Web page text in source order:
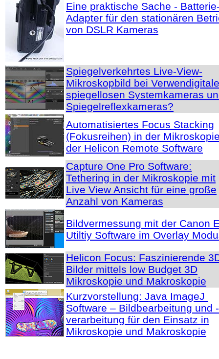
Eine praktische Sache -
Adapter für den stationären
von DSLR Kameras
Spiegelverkehrtes Live-View-
Mikroskopbild bei
spiegellosen Systemkameras
Spiegelreflexkameras?
Automatisiertes Focus Stacking
(Fokusreihen) in der
der Helicon Remote Software
Capture One Pro Software:
Tethering in der Mikroskopie mit
Live View Ansicht für eine große
Anzahl von Kameras
Bildvermessung mit der Canon
Utiltiy Software im Overlay
Helicon Focus: Faszinierende
Bilder mittels low Budget 3D
Mikroskopie und Makroskopie
Kurzvorstellung: Java ImageJ
Software – Bildbearbeitung und -
verarbeitung für den Einsatz in
Mikroskopie und Makroskopie